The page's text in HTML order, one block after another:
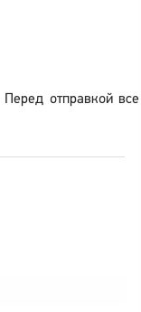
отправкой все